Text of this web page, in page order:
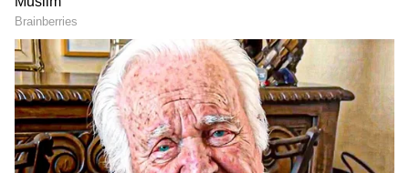
Interesting Facts:
அமெரிக்காவில் கரண்ட்
ஒயர்கள் ஏன் வெளியில்
தெரிவதில்லை?
இந்தியாவில் இது
சாத்தியமா?
ஆண்டுகளுக்கு முன்
கடல், இன்று
பாலைவனம்..! மனிதன்
செய்த 'அந்த' ஒரு
தவறால் வற்றிப்போன
கடலின் அதிர்ச்சி
வரலாறு.!